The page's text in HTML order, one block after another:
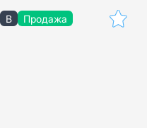
B Продажа